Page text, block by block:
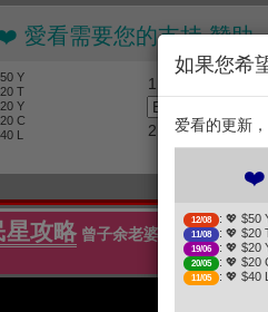
❤️ 愛看需要您的支持
Y
T
Y
C
L
1. 选择金额
2. 点击捐赠支持
星攻略 曾子余老婆沒懷孕先買娃
食旅遊家要
如果您希
爱看的更新
12/08 : 💖 $50
11/08 : 💖 $20
19/06 : 💖 $20
20/05 : 💖 $20
11/05 : 💖 $40 L